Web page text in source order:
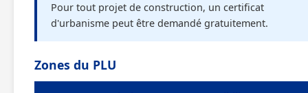
Pour tout projet de construction, un certificat
d'urbanisme peut être demandé gratuitement.
Zones du PLU